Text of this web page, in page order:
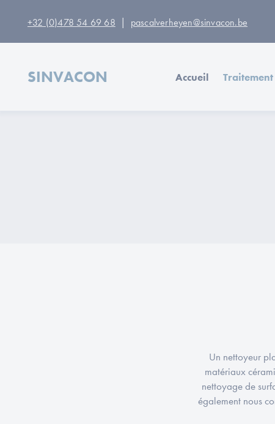
+32 (0)478 54 69 68 | pascalverheyen@sinvacon.be
SINVACON Accueil
Un nettoyeur
matériaux
nettoyage de
également nous